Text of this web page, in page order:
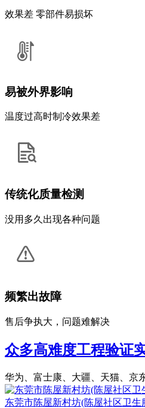
效果差 零部件易损坏
易被外界影响
温度过高时制冷效果差
传统化质量检测
没用多久出现各种问题
频繁出故障
售后争执大，问题难解决
众多高难度工程验证
华为、富士康、大疆、天猫、京
东莞市陈屋新村坊(陈屋社区卫